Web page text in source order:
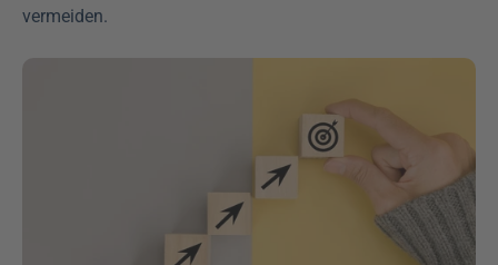
vermeiden.